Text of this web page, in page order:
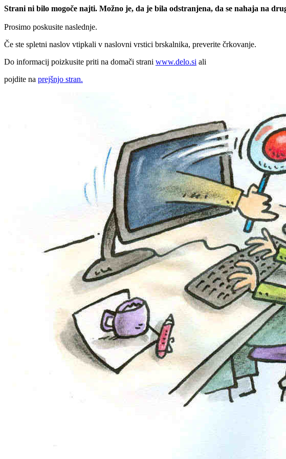
Strani ni bilo mogoče najti. Možno je, da je bila odstranjena, da se nahaja na
Prosimo poskusite naslednje.
Če ste spletni naslov vtipkali v naslovni vrstici brskalnika, preverite črkovanje.
Do informacij poizkusite priti na domači strani www.delo.si ali
pojdite na prejšnjo stran.